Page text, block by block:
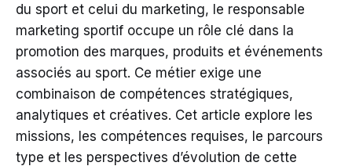
du sport et celui du marketing, le responsable
marketing sportif occupe un rôle clé dans la
promotion des marques, produits et événements
associés au sport. Ce métier exige une
combinaison de compétences stratégiques,
analytiques et créatives. Cet article explore les
missions, les compétences requises, le parcours
type et les perspectives d’évolution de cette